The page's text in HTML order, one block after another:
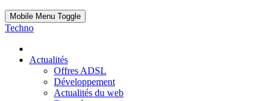
Mobile Menu Toggle
Techno
Actualités
Offres ADSL
Développement
Actualités du web